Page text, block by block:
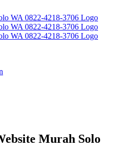
Murah Solo